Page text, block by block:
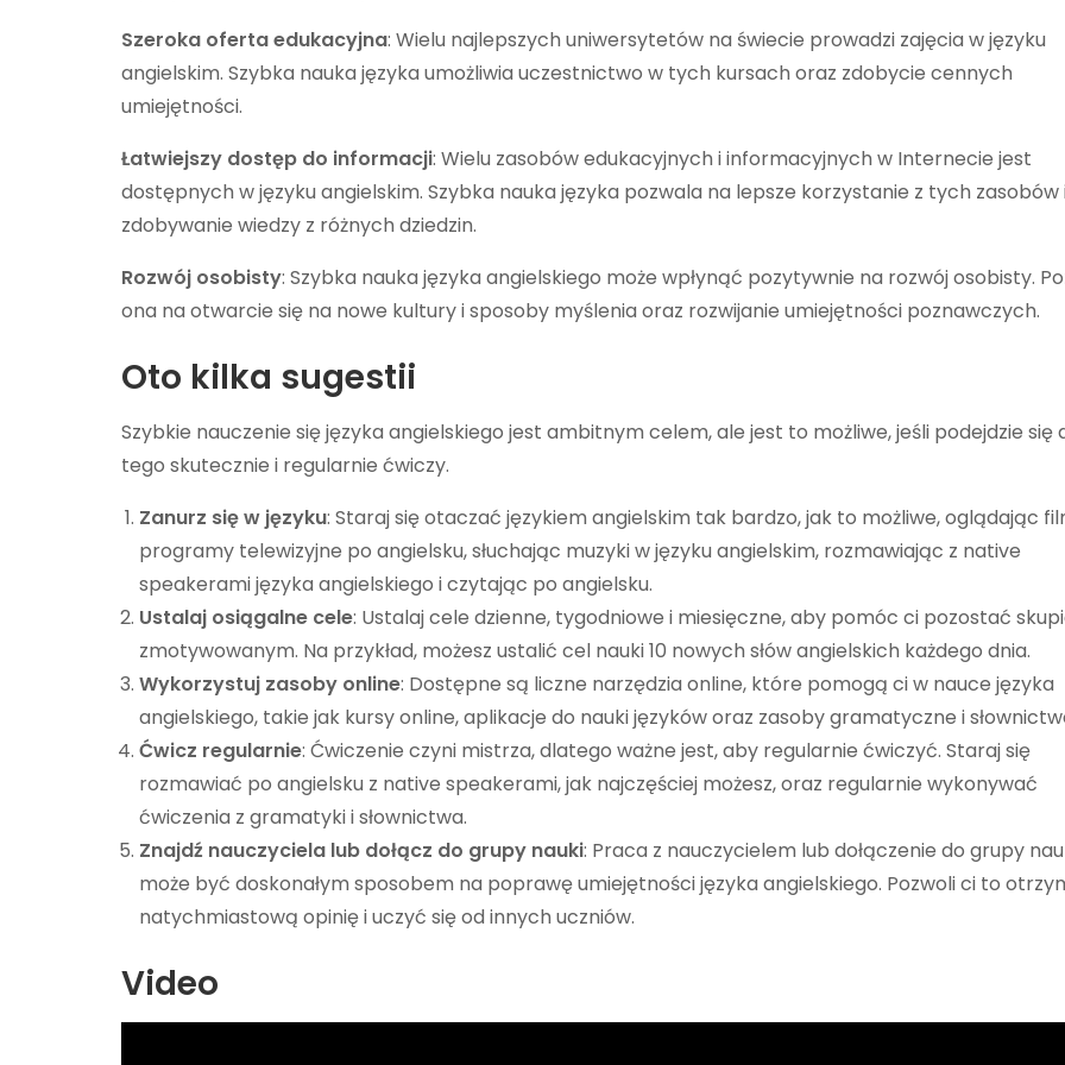
Szeroka oferta edukacyjna: Wielu najlepszych uniwersytetów na świecie prowadzi zajęcia w języku
angielskim. Szybka nauka języka umożliwia uczestnictwo w tych kursach oraz zdobycie cennych
umiejętności.
Łatwiejszy dostęp do informacji: Wielu zasobów edukacyjnych i informacyjnych w Internecie jest
dostępnych w języku angielskim. Szybka nauka języka pozwala na lepsze korzystanie z tych zasobów
zdobywanie wiedzy z różnych dziedzin.
Rozwój osobisty: Szybka nauka języka angielskiego może wpłynąć pozytywnie na rozwój osobisty.
ona na otwarcie się na nowe kultury i sposoby myślenia oraz rozwijanie umiejętności poznawczych.
Oto kilka sugestii
Szybkie nauczenie się języka angielskiego jest ambitnym celem, ale jest to możliwe, jeśli podejdzie się
tego skutecznie i regularnie ćwiczy.
Zanurz się w języku: Staraj się otaczać językiem angielskim tak bardzo, jak to możliwe, oglądając
programy telewizyjne po angielsku, słuchając muzyki w języku angielskim, rozmawiając z native
speakerami języka angielskiego i czytając po angielsku.
Ustalaj osiągalne cele: Ustalaj cele dzienne, tygodniowe i miesięczne, aby pomóc ci pozostać
zmotywowanym. Na przykład, możesz ustalić cel nauki 10 nowych słów angielskich każdego dnia.
Wykorzystuj zasoby online: Dostępne są liczne narzędzia online, które pomogą ci w nauce języka
angielskiego, takie jak kursy online, aplikacje do nauki języków oraz zasoby gramatyczne i
Ćwicz regularnie: Ćwiczenie czyni mistrza, dlatego ważne jest, aby regularnie ćwiczyć. Staraj się
rozmawiać po angielsku z native speakerami, jak najczęściej możesz, oraz regularnie wykonywać
ćwiczenia z gramatyki i słownictwa.
Znajdź nauczyciela lub dołącz do grupy nauki: Praca z nauczycielem lub dołączenie do grupy
może być doskonałym sposobem na poprawę umiejętności języka angielskiego. Pozwoli ci to
natychmiastową opinię i uczyć się od innych uczniów.
Video